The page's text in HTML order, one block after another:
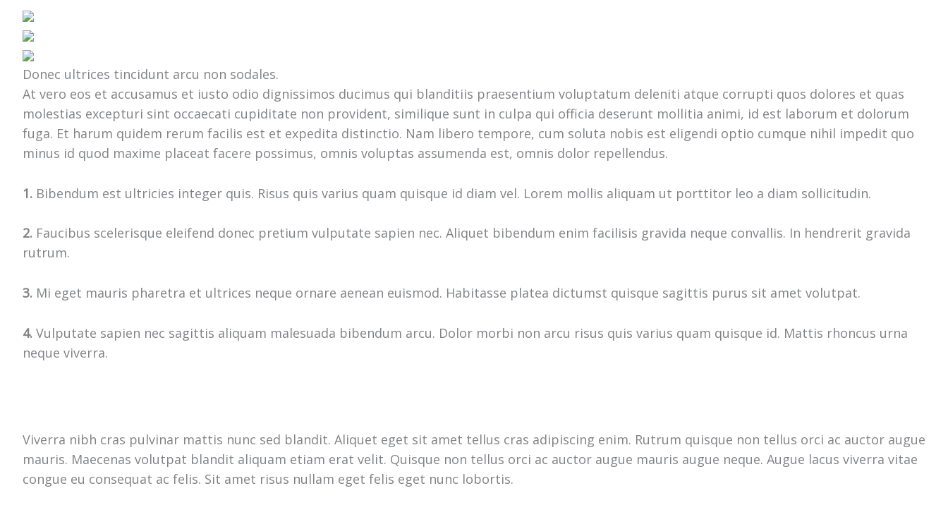
Donec ultrices tincidunt arcu non sodales.
At vero eos et accusamus et iusto odio dignissimos ducimus qui blanditiis praesentium voluptatum deleniti atque corrupti quos dolores et quas
molestias excepturi sint occaecati cupiditate non provident, similique sunt in culpa qui officia deserunt mollitia animi, id est laborum et dolorum
fuga. Et harum quidem rerum facilis est et expedita distinctio. Nam libero tempore, cum soluta nobis est eligendi optio cumque nihil impedit quo
minus id quod maxime placeat facere possimus, omnis voluptas assumenda est, omnis dolor repellendus.
1. Bibendum est ultricies integer quis. Risus quis varius quam quisque id diam vel. Lorem mollis aliquam ut porttitor leo a diam sollicitudin.
2. Faucibus scelerisque eleifend donec pretium vulputate sapien nec. Aliquet bibendum enim facilisis gravida neque convallis. In hendrerit gravida
rutrum.
3. Mi eget mauris pharetra et ultrices neque ornare aenean euismod. Habitasse platea dictumst quisque sagittis purus sit amet volutpat.
4. Vulputate sapien nec sagittis aliquam malesuada bibendum arcu. Dolor morbi non arcu risus quis varius quam quisque id. Mattis rhoncus urna
neque viverra.
Viverra nibh cras pulvinar mattis nunc sed blandit. Aliquet eget sit amet tellus cras adipiscing enim. Rutrum quisque non tellus orci ac auctor augue
mauris. Maecenas volutpat blandit aliquam etiam erat velit. Quisque non tellus orci ac auctor augue mauris augue neque. Augue lacus viverra vitae
congue eu consequat ac felis. Sit amet risus nullam eget felis eget nunc lobortis.